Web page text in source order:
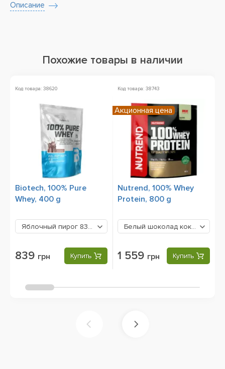
Описание
Похожие товары в наличии
Код товара: 38620
Biotech, 100% Pure
Whey, 400 g
Яблочный пирог 839 грн
839 грн Купить
Код товара: 38743
Nutrend, 100% Whey
Protein, 800 g
Белый шоколад кокос 1559
1 559 грн Купить
Акционная цена